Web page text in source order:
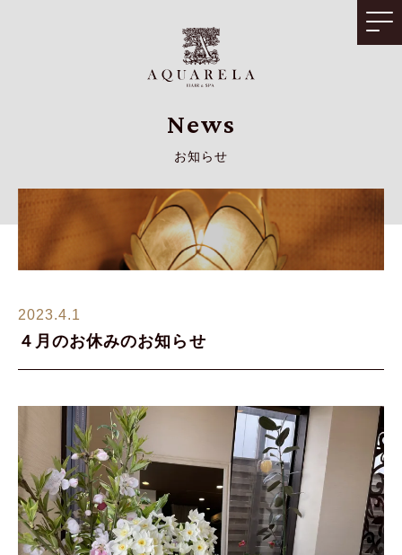
News
お知らせ
2023.4.1
４月のお休みのお知らせ